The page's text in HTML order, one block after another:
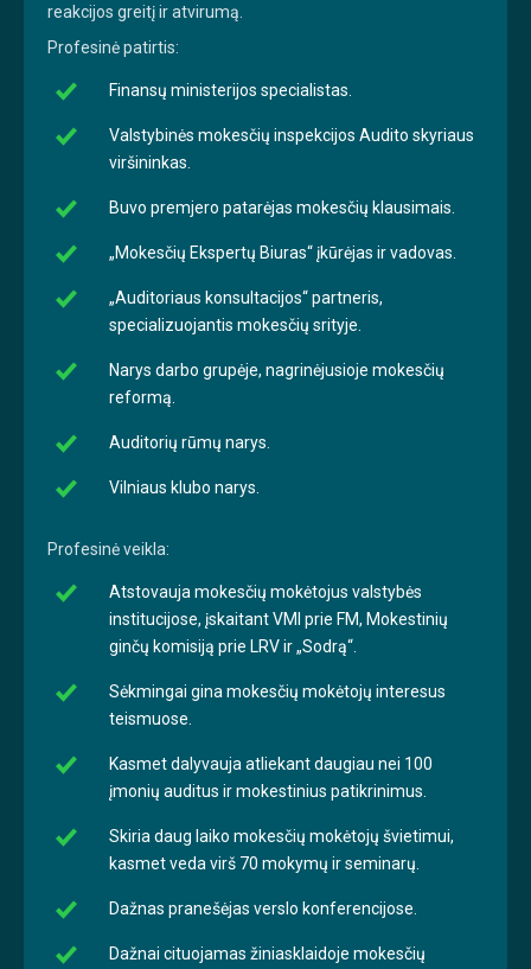
reakcijos greitį ir atvirumą.
Profesinė patirtis:
Finansų ministerijos specialistas.
Valstybinės mokesčių inspekcijos Audito skyriaus
viršininkas.
Buvo premjero patarėjas mokesčių klausimais.
„Mokesčių Ekspertų Biuras“ įkūrėjas ir vadovas.
„Auditoriaus konsultacijos“ partneris,
specializuojantis mokesčių srityje.
Narys darbo grupėje, nagrinėjusioje mokesčių
reformą.
Auditorių rūmų narys.
Vilniaus klubo narys.
Profesinė veikla:
Atstovauja mokesčių mokėtojus valstybės
institucijose, įskaitant VMI prie FM, Mokestinių
ginčų komisiją prie LRV ir „Sodrą“.
Sėkmingai gina mokesčių mokėtojų interesus
teismuose.
Kasmet dalyvauja atliekant daugiau nei 100
įmonių auditus ir mokestinius patikrinimus.
Skiria daug laiko mokesčių mokėtojų švietimui,
kasmet veda virš 70 mokymų ir seminarų.
Dažnas pranešėjas verslo konferencijose.
Dažnai cituojamas žiniasklaidoje mokesčių